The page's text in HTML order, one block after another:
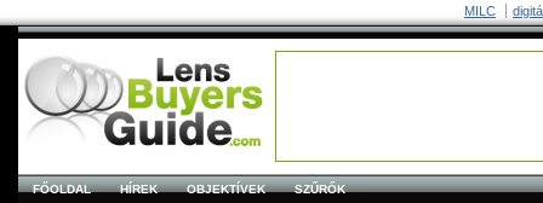
MILC
FŐOLDAL HÍREK OBJEKTÍVEK SZŰRŐK